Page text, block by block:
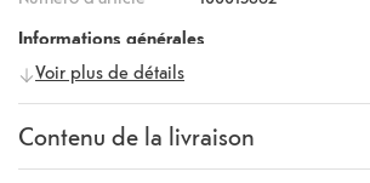
Informations générales
Fabricant
Numéro fabricant
Y0IP007TP00
Voir plus de détails
Contenu de la livraison
Contenu de la livraison Backcover